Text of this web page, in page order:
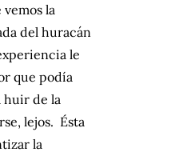
la
del huracán
le
que podía
huir de la
lejos. Ésta
la